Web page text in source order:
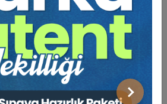
Sonraki
Ol: Sadece 5490 TL / Yıllık